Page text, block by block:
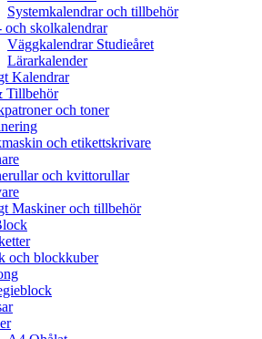
Systemkalendrar och tillbehör
och skolkalendrar
Väggkalendrar Studieåret
Lärarkalender
Kalendrar
Tillbehör
och toner
och etikettskrivare
och kvittorullar
Maskiner och tillbehör
och blockkuber